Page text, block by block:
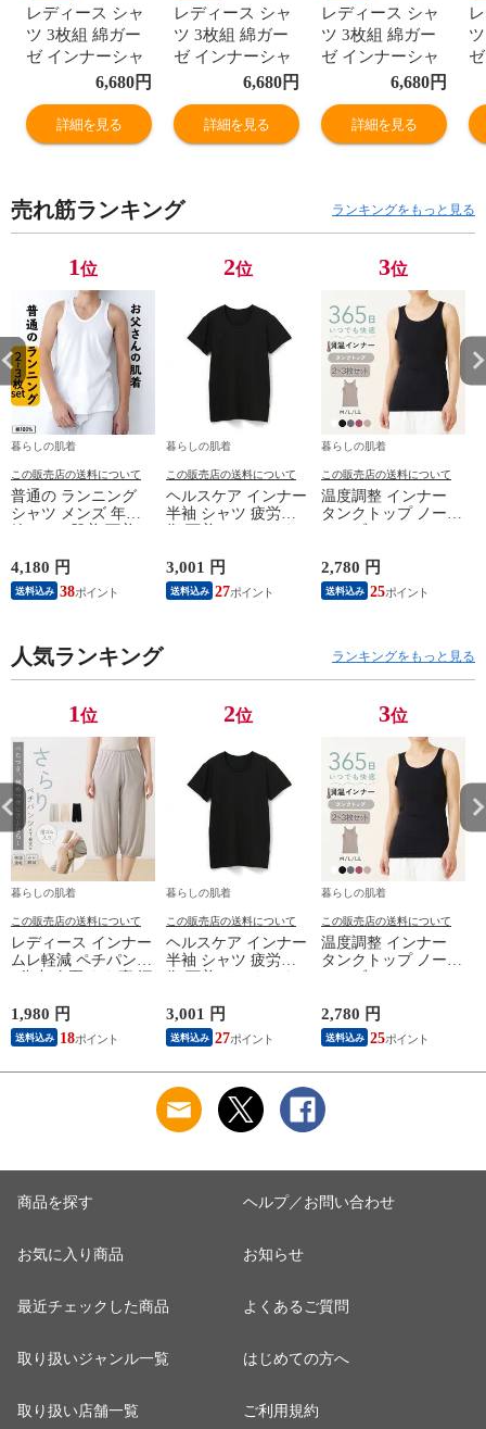
レディース シャ
ツ 3枚組 綿ガー
ゼ インナーシャ
ツ タンクトップ
製 スーピマ 綿
100% 敏感肌 肌
たか 締め付けな
い ババ ノースリ
女性 年間 下着
肌着 M/L/LL
G5011B-RT
6,680円
詳細を見る
レディース シャ
ツ 3枚組 綿ガー
ゼ インナーシャ
ツ タンクトップ
製 スーピマ 綿
100% 敏感肌 肌
たか 締め付けな
い ババ ノースリ
女性 年間 下着
G5011B-RT
6,680円
詳細を見る
レディース シャ
ツ 3枚組 綿ガー
ゼ インナーシャ
ツ タンクトップ
製 スーピマ 綿
100% 敏感肌 肌
たか 締め付けな
い ババ ノースリ
女性 年間 下着
肌着 M/L/LL
G5011B-RT
6,680円
詳細を見る
売れ筋ランキング ランキングをもっと見る
1位
暮らしの肌着
この販売店の送料について
普通の ランニング
シャツ メンズ 年間
綿100 % 肌着 下着 U
ンクトップ ノースリ
ーブ インナー 紳士
男性 シニア 抗菌 防
4,180 円
送料込み 38
2位
暮らしの肌着
この販売店の送料について
ヘルスケア インナー
半袖 シャツ 疲労回
復 下着 インナーウ
外線 疲労軽減 ボデ
ィケア 健康 プレゼ
ント ギフト ヘルス
3,001 円
送料込み 27
3位
暮らしの肌着
この販売店の送料について
温度調整 インナー
タンクトップ ノース
リーブ レディース
オフホワイト/ブラウ
ン/ブラック/チャコ
ールグレー/ピンク
2,780 円
送料込み 25
人気ランキング ランキングをもっと見る
1位
暮らしの肌着
この販売店の送料について
レディース インナー
ムレ軽減 ペチパンツ
7分丈 春夏 もも裏 汗
ス ペチパンツ 速乾
さらさら ハーフパン
ツ インナーパンツ
1,980 円
送料込み 18
2位
暮らしの肌着
この販売店の送料について
ヘルスケア インナー
半袖 シャツ 疲労回
復 下着 インナーウ
外線 疲労軽減 ボデ
ィケア 健康 プレゼ
ント ギフト ヘルス
イナスイオン ゲルマ
ニウム 25AW
K1160L-E
3,001 円
送料込み 27
3位
暮らしの肌着
この販売店の送料について
温度調整 インナー
タンクトップ ノース
リーブ レディース
オフホワイト/ブラウ
ン/ブラック/チャコ
ールグレー/ピンク
2,780 円
送料込み 25
商品を探す
お気に入り商品
最近チェックした商品
取り扱いジャンル一覧
取り扱い店舗一覧
ヘルプ／お問い合わせ
お知らせ
よくあるご質問
はじめての方へ
ご利用規約